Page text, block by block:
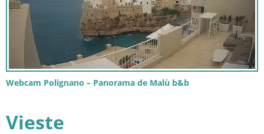
Webcam Polignano – Panorama de Malù b&b
Vieste